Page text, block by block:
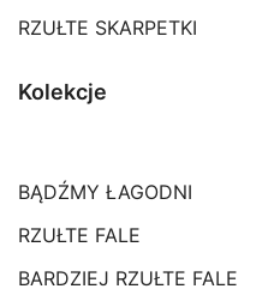
RZUŁTE SKARPETKI
Kolekcje
BĄDŹMY ŁAGODNI
RZUŁTE FALE
BARDZIEJ RZUŁTE FALE